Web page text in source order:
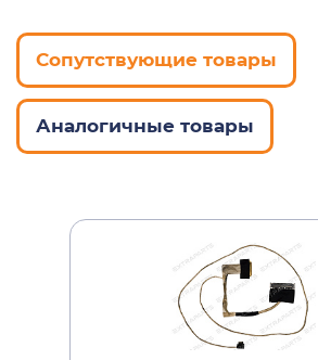
Сопутствующие товары
Аналогичные товары